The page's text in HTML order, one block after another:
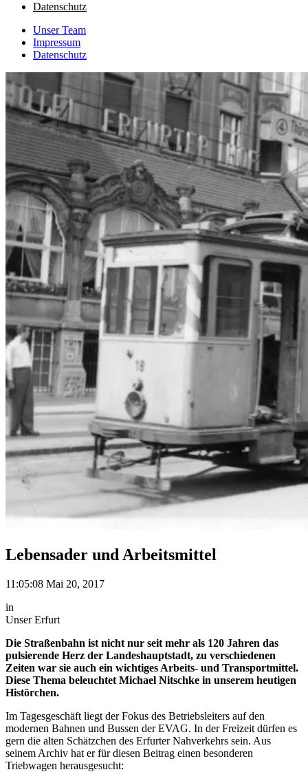
Datenschutz
Unser Team
Impressum
Datenschutz
Lebensader und Arbeitsmittel
11:05:08 Mai 20, 2017
in
Unser Erfurt
Die Straßenbahn ist nicht nur seit mehr als 120 Jahren das
pulsierende Herz der Landeshauptstadt, zu verschiedenen
Zeiten war sie auch ein wichtiges Arbeits- und Transportmittel.
Diese Thema beleuchtet Michael Nitschke in unserem heutigen
Histörchen.
Im Tagesgeschäft liegt der Fokus des Betriebsleiters auf den
modernen Bahnen und Bussen der EVAG. In der Freizeit dürfen es
gern die alten Schätzchen des Erfurter Nahverkehrs sein. Aus
seinem Archiv hat er für diesen Beitrag einen besonderen
Triebwagen herausgesucht: